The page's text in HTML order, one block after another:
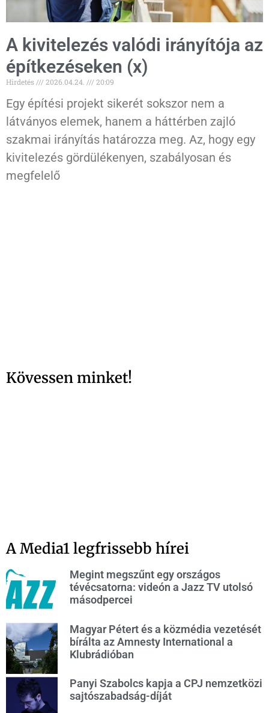
A kivitelezés valódi irányítója az
építkezéseken (x)
Hirdetés 2026.04.24. 20:09
Egy építési projekt sikerét sokszor nem a
látványos elemek, hanem a háttérben zajló
szakmai irányítás határozza meg. Az, hogy egy
kivitelezés gördülékenyen, szabályosan és
megfelelő
Kövessen minket!
A Media1 legfrissebb hírei
Megint megszűnt egy országos
tévécsatorna: videón a Jazz TV utolsó
másodpercei
Magyar Pétert és a közmédia vezetését
bírálta az Amnesty International a
Klubrádióban
Panyi Szabolcs kapja a CPJ nemzetközi
sajtószabadság-díját